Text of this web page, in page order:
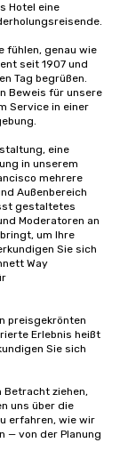
Hotel eine
fühlen, genau wie
seit 1907 und
Tag begrüßen.
Beweis für unsere
Service in einer
eine
in unserem
mehrere
Außenbereich
gestaltetes
Moderatoren an
um Ihre
Sie sich
Way
preisgekrönten
Erlebnis heißt
Sie sich
Betracht ziehen,
uns über die
erfahren, wie wir
— von der Planung